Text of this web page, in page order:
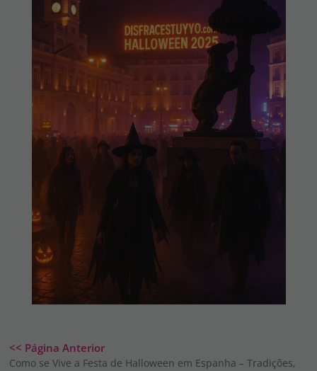
<< Página Anterior
Como se Vive a Festa de Halloween em Espanha – Tradições,